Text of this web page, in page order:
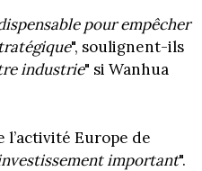
pour empêcher
", soulignent-ils
industrie" si Wanhua
Europe de
important".